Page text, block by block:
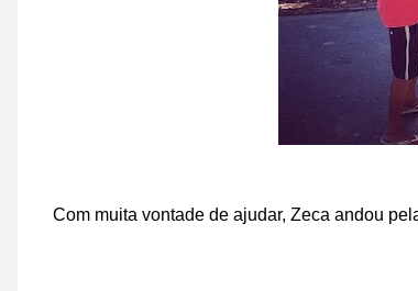
Com muita vontade de ajudar, Zeca andou